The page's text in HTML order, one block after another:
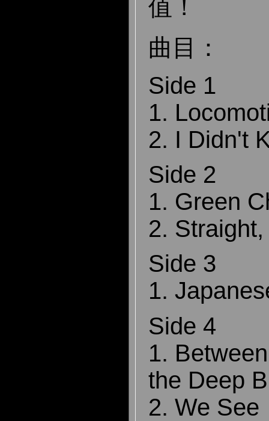
值！
曲目：
Side 1
1.
2. I Didn't
Side 2
1. Green
2.
Side 3
1.
Side 4
1.
the Deep
2. We See